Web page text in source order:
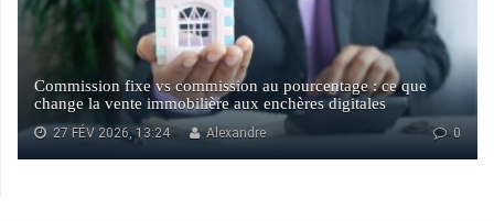
Commission fixe vs commission au pourcentage : ce que
change la vente immobilière aux enchères digitales
27 FÉV 2026, 13:24 0
Alexandre